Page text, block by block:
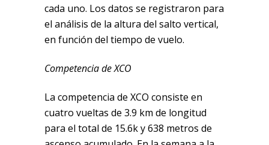
cada uno. Los datos se registraron para
el análisis de la altura del salto vertical,
en función del tiempo de vuelo.
Competencia de XCO
La competencia de XCO consiste en
cuatro vueltas de 3.9 km de longitud
para el total de 15.6k y 638 metros de